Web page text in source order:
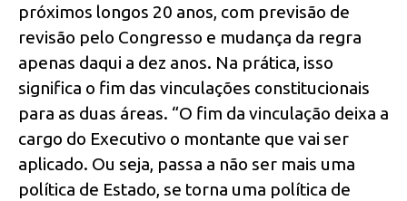
próximos longos 20 anos, com previsão de
revisão pelo Congresso e mudança da regra
apenas daqui a dez anos. Na prática, isso
significa o fim das vinculações constitucionais
para as duas áreas. “O fim da vinculação deixa a
cargo do Executivo o montante que vai ser
aplicado. Ou seja, passa a não ser mais uma
política de Estado, se torna uma política de